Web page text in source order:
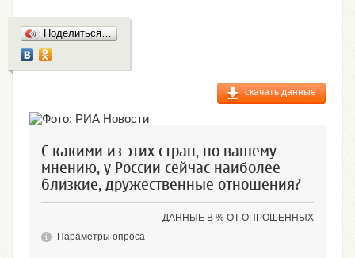
скачать данные
С какими из этих стран, по вашему
мнению, у России сейчас наиболее
близкие, дружественные отношения?
ДАННЫЕ В % ОТ ОПРОШЕННЫХ
Параметры опроса
Поделиться…